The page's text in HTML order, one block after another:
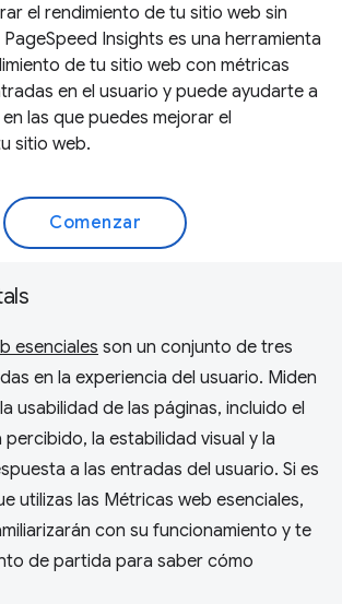
el rendimiento de tu sitio web sin
Insights es una herramienta
de tu sitio web con métricas
en el usuario y puede ayudarte a
las que puedes mejorar el
sitio web.
Comenzar
esenciales son un conjunto de tres
en la experiencia del usuario. Miden
usabilidad de las páginas, incluido el
la estabilidad visual y la
a las entradas del usuario. Si es
utilizas las Métricas web esenciales,
con su funcionamiento y te
de partida para saber cómo